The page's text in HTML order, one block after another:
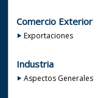
Comercio Exterior
Exportaciones
Industria
Aspectos Generales